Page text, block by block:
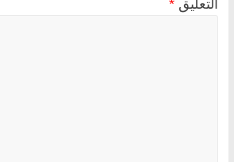
التعليق *